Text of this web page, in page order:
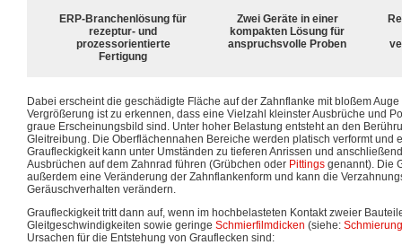
ERP-Branchenlösung für
rezeptur- und
prozessorientierte
Fertigung
Zwei Geräte in einer
kompakten Lösung für
anspruchsvolle Proben
Dabei erscheint die geschädigte Fläche auf der Zahnflanke mit bloßem
Vergrößerung ist zu erkennen, dass eine Vielzahl kleinster Ausbrüche und
graue Erscheinungsbild sind. Unter hoher Belastung entsteht an den
Gleitreibung. Die Oberflächennahen Bereiche werden platisch verformt und
Graufleckigkeit kann unter Umständen zu tieferen Anrissen und
Ausbrüchen auf dem Zahnrad führen (Grübchen oder Pittings genannt). Die
außerdem eine Veränderung der Zahnflankenform und kann die
Geräuschverhalten verändern.
Graufleckigkeit tritt dann auf, wenn im hochbelasteten Kontakt zweier
Gleitgeschwindigkeiten sowie geringe Schmierfilmdicken (siehe: Schmierung
Ursachen für die Entstehung von Grauflecken sind: